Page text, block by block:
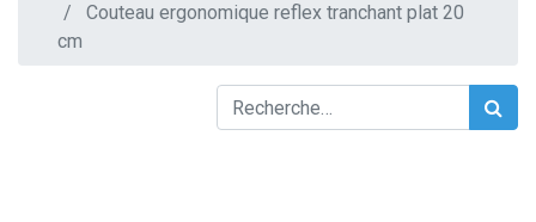
Couteau ergonomique reflex tranchant plat 20
cm